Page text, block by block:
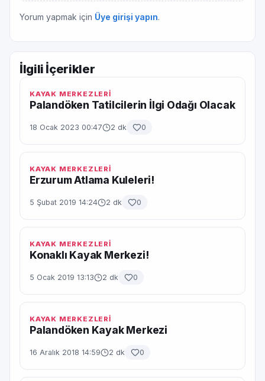
Yorum yapmak için Üye girişi yapın.
İlgili İçerikler
KAYAK MERKEZLERİ
Palandöken Tatilcilerin İlgi Odağı Olacak
18 Ocak 2023 00:47 2 dk 0
KAYAK MERKEZLERİ
Erzurum Atlama Kuleleri!
5 Şubat 2019 14:24 2 dk 0
KAYAK MERKEZLERİ
Konaklı Kayak Merkezi!
5 Ocak 2019 13:13 2 dk 0
KAYAK MERKEZLERİ
Palandöken Kayak Merkezi
16 Aralık 2018 14:59 2 dk 0